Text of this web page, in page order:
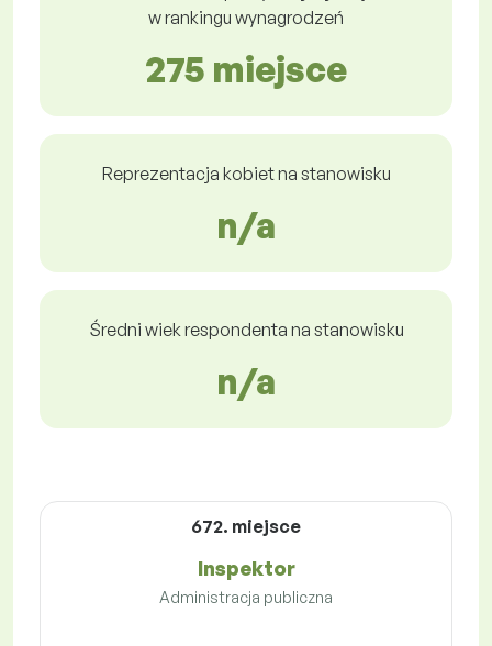
w rankingu wynagrodzeń
275 miejsce
Reprezentacja kobiet na stanowisku
n/a
Średni wiek respondenta na stanowisku
n/a
672. miejsce
Inspektor
Administracja publiczna